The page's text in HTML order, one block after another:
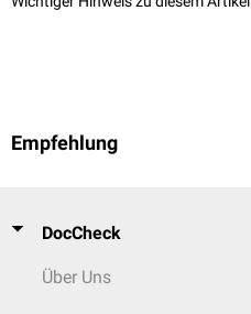
Empfehlung
DocCheck
Über Uns